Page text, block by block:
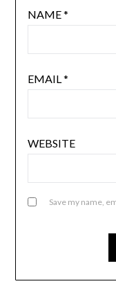
NAME*
EMAIL*
WEBSITE
Save my name,